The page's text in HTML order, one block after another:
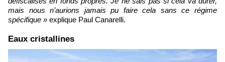
mais nous n’aurions jamais pu faire cela sans ce régime
spécifique » explique Paul Canarelli.
​Eaux cristallines